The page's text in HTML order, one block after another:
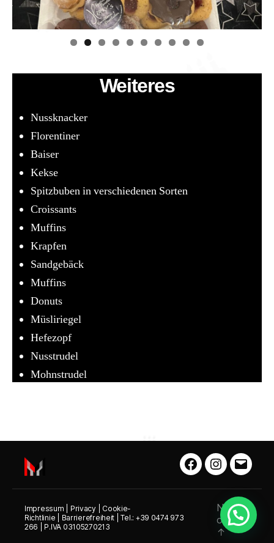
Weiteres
Nussknacker
Florentiner
Baiser
Kekse
Spitzbuben in verschiedenen Sorten
Croissants
Muffins
Krapfen
Sandgebäck
Muffins
Donuts
Müsliriegel
Hefezopf
Nusstrudel
Mohnstrudel
Facebook
Instagram
E-
Mail
Impressum Privacy| Cookie-
Richtlinie
Barrierefreiheit | Tel.: +39 0474 973
266 | P.IVA 03105270213
Nach
oben
↑